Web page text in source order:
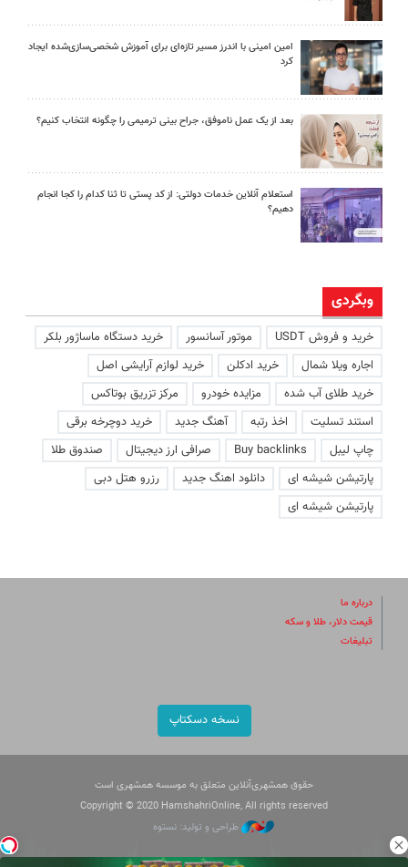
امین امینی با اندرز مسیر تازه‌ای برای آموزش شخصی‌سازی‌شده ایجاد
کرد
بعد از یک عمل ناموفق، جراح بینی ترمیمی را چگونه انتخاب کنیم؟
استعلام آنلاین خدمات دولتی: از کد پستی تا ثنا کدام را کجا انجام
دهیم؟
وبگردی
خرید و فروش USDT موتور آسانسور
خرید دستگاه ماساژور بلکر
اجاره ویلا شمال
خرید ادکلن
خرید لوازم آرایشی اصل
خرید طلای آب شده
مزایده خودرو
مرکز تزریق بوتاکس
استند تسلیت
اخذ رتبه آهنگ جدید
خرید دوچرخه برقی
چاپ لیبل
Buy backlinks صرافی ارز دیجیتال
صندوق طلا
پارتیشن شیشه ای
دانلود اهنگ جدید
رزرو هتل دبی
پارتیشن شیشه ای
درباره ما
قیمت دلار، طلا و سکه
تبلیغات
نسخه دسکتاپ
حقوق همشهری‌آنلاین متعلق به موسسه همشهری است
Copyright © 2020 HamshahriOnline, All rights reserved
طراحی و تولید: نستوه